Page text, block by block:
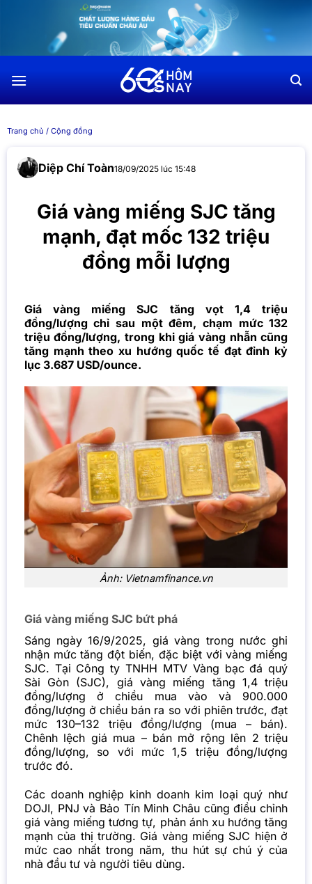
dung
Trang chủ / Cộng đồng
Diệp Chí Toàn18/09/2025 lúc 15:48
Giá vàng miếng SJC tăng
mạnh, đạt mốc 132 triệu
đồng mỗi lượng
Giá vàng miếng SJC tăng vọt 1,4 triệu
đồng/lượng chỉ sau một đêm, chạm mức 132
triệu đồng/lượng, trong khi giá vàng nhẫn cũng
tăng mạnh theo xu hướng quốc tế đạt đỉnh kỷ
lục 3.687 USD/ounce.
Ảnh: Vietnamfinance.vn
Giá vàng miếng SJC bứt phá
Sáng ngày 16/9/2025, giá vàng trong nước ghi
nhận mức tăng đột biến, đặc biệt với vàng miếng
SJC. Tại Công ty TNHH MTV Vàng bạc đá quý
Sài Gòn (SJC), giá vàng miếng tăng 1,4 triệu
đồng/lượng ở chiều mua vào và 900.000
đồng/lượng ở chiều bán ra so với phiên trước, đạt
mức 130–132 triệu đồng/lượng (mua – bán).
Chênh lệch giá mua – bán mở rộng lên 2 triệu
đồng/lượng, so với mức 1,5 triệu đồng/lượng
trước đó.
Các doanh nghiệp kinh doanh kim loại quý như
DOJI, PNJ và Bảo Tín Minh Châu cũng điều chỉnh
giá vàng miếng tương tự, phản ánh xu hướng tăng
mạnh của thị trường. Giá vàng miếng SJC hiện ở
mức cao nhất trong năm, thu hút sự chú ý của
nhà đầu tư và người tiêu dùng.